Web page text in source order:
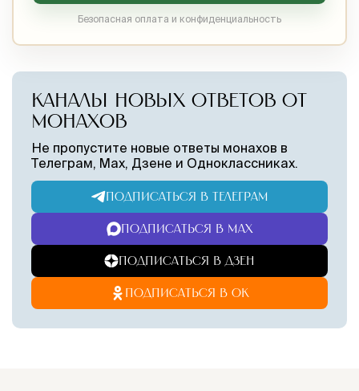
Безопасная оплата и конфиденциальность
КАНАЛЫ НОВЫХ ОТВЕТОВ ОТ
МОНАХОВ
Не пропустите новые ответы монахов в
Телеграм, Max, Дзене и Одноклассниках.
ПОДПИСАТЬСЯ В ТЕЛЕГРАМ
ПОДПИСАТЬСЯ В MAX
ПОДПИСАТЬСЯ В ДЗЕН
ПОДПИСАТЬСЯ В ОК